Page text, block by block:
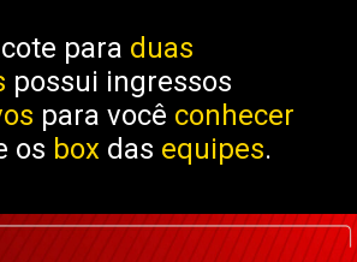
para duas
possui ingressos
para você conhecer
os box das equipes.